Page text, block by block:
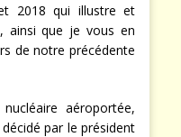
2018 qui illustre et
ainsi que je vous en
de notre précédente
aéroportée,
par le président